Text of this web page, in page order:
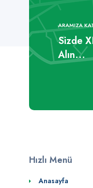
ARAMIZA
Sizde
Alın...
Hızlı Menü
Anasayfa